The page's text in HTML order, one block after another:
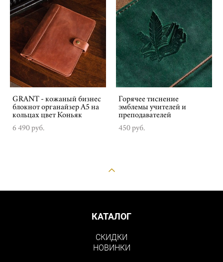
GRANT - кожаный бизнес
блокнот органайзер А5 на
кольцах цвет Коньяк
6 490 pуб.
Горячее тиснение
эмблемы учителей и
преподавателей
450 pуб.
КАТАЛОГ
СКИДКИ
НОВИНКИ